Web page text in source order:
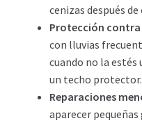
cenizas después de
Protección contra
con lluvias
cuando no la
un techo protector.
Reparaciones
aparecer